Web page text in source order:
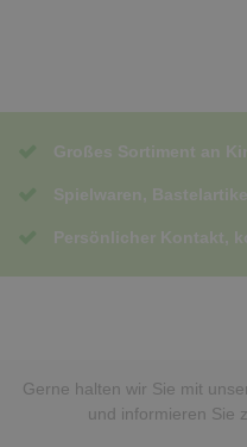
Großes Sortiment an
Spielwaren,
Persönlicher Kontakt,
Gerne halten wir Sie mit
und informieren Sie